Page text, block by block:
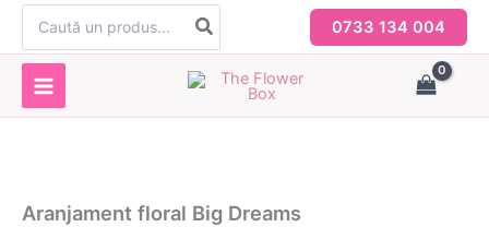
Skip
content
for:
0733 134 004
Aranjament floral Big Dreams